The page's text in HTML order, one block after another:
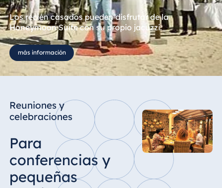
Los recién casados pueden disfrutar de la
Honeymoon Suite con su propio jacuzzi.
más información
Reuniones y
celebraciones
Para
conferencias y
pequeñas